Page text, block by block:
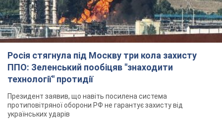
Росія стягнула під Москву три кола захисту
ППО: Зеленський пообіцяв "знаходити
технології" протидії
Президент заявив, що навіть посилена система
протиповітряної оборони РФ не гарантує захисту від
українських ударів